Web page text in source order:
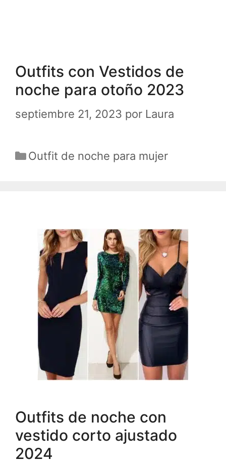
Outfits con Vestidos de
noche para otoño 2023
septiembre 21, 2023 por Laura
Categorías
Outfit de noche para mujer
Outfits de noche con
vestido corto ajustado
2024